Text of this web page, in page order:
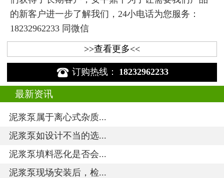
的新客户进一步了解我们，24小电话为您服务：
18232962233 同微信
>>查看更多<<
 订购热线： 18232962233
最新资讯
泥浆泵属于离心式杂质...
泥浆泵如设计不当的选...
泥浆泵填料恶化是否会...
泥浆泵现场安装后，检...